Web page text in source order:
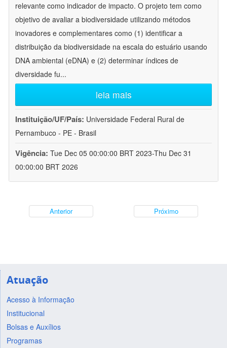
relevante como indicador de impacto. O projeto tem como
objetivo de avaliar a biodiversidade utilizando métodos
inovadores e complementares como (1) identificar a
distribuição da biodiversidade na escala do estuário usando
DNA ambiental (eDNA) e (2) determinar índices de
diversidade fu...
leia mais
Instituição/UF/País: Universidade Federal Rural de
Pernambuco - PE - Brasil
Vigência: Tue Dec 05 00:00:00 BRT 2023-Thu Dec 31
00:00:00 BRT 2026
Anterior Próximo
Atuação
Acesso à Informação
Institucional
Bolsas e Auxílios
Programas